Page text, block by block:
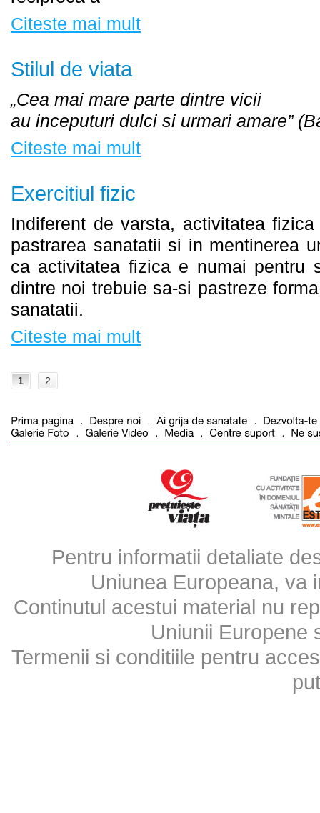
Citeste mai mult
Stilul de viata
„Cea mai mare parte dintre vicii
au inceputuri dulci si urmari amare”
Citeste mai mult
Exercitiul fizic
Indiferent de varsta, activitatea
pastrarea sanatatii si in mentinerea
ca activitatea fizica e numai pentru
dintre noi trebuie sa-si pastreze
sanatatii.
Citeste mai mult
1 2
Pentru informatii detaliate
Uniunea Europeana, va
Continutul acestui material nu
Uniunii Europene
Termenii si conditiile pentru